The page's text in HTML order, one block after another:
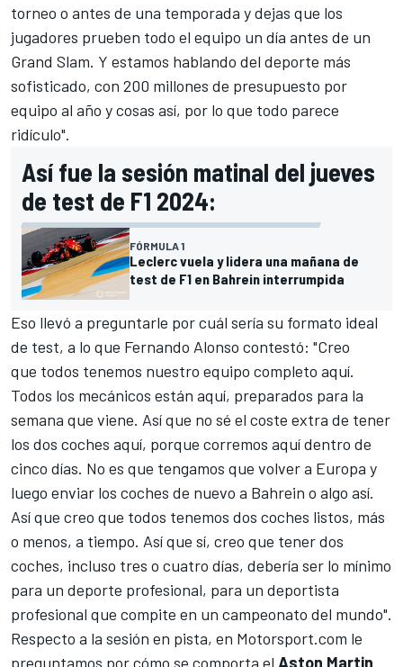
torneo o antes de una temporada y dejas que los
jugadores prueben todo el equipo un día antes de un
Grand Slam. Y estamos hablando del deporte más
sofisticado, con 200 millones de presupuesto por
equipo al año y cosas así, por lo que todo parece
ridículo".
Así fue la sesión matinal del jueves
de test de F1 2024:
FÓRMULA 1
Leclerc vuela y lidera una mañana de
test de F1 en Bahrein interrumpida
Eso llevó a preguntarle por cuál sería su formato ideal
de test, a lo que Fernando Alonso contestó: "Creo
que todos tenemos nuestro equipo completo aquí.
Todos los mecánicos están aquí, preparados para la
semana que viene. Así que no sé el coste extra de tener
los dos coches aquí, porque corremos aquí dentro de
cinco días. No es que tengamos que volver a Europa y
luego enviar los coches de nuevo a Bahrein o algo así.
Así que creo que todos tenemos dos coches listos, más
o menos, a tiempo. Así que sí, creo que tener dos
coches, incluso tres o cuatro días, debería ser lo mínimo
para un deporte profesional, para un deportista
profesional que compite en un campeonato del mundo".
Respecto a la sesión en pista, en Motorsport.com le
preguntamos por cómo se comporta el Aston Martin